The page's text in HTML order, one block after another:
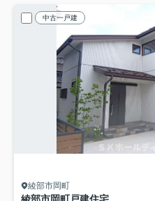
中古一戸建
綾部市岡町